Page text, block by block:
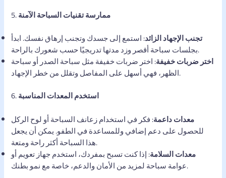
5.ممارسة تقنيات السباحة الآمنة
تجنب الإجهاد الزائد: استمع إلى جسدك وتجنب إرهاق نفسك. ابدأ
بجلسات سباحة أقصر وزد مدتها تدريجيًا حسب شعورك بالراحة.
اختر ضربات خفيفة: اختر ضربات خفيفة مثل سباحة الصدر أو سباحة
الظهر، فهي أسهل على المفاصل وتقلل من خطر الإجهاد.
6.استخدم المعدات المناسبة
معدات داعمة: فكر في استخدام زعانف السباحة أو لوح الركل
للحصول على دعم إضافي وللمساعدة في الطفو. يمكن أن يجعل
هذا السباحة أكثر راحة ومتعة.
معدات السلامة: إذا كنت تسبح بمفردك، استخدم جهاز تعويم أو
عوامة سباحة لمزيد من الأمان والدعم، خاصة مع نمو بطنك.